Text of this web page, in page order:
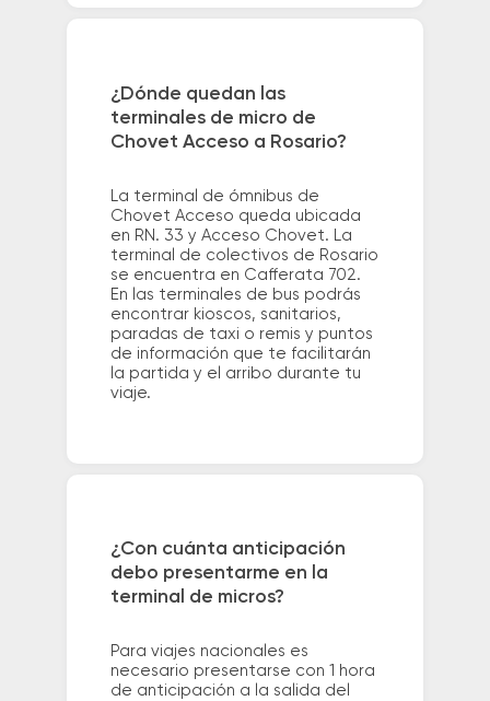
¿Dónde quedan las
terminales de micro de
Chovet Acceso a Rosario?
La terminal de ómnibus de
Chovet Acceso queda ubicada
en RN. 33 y Acceso Chovet. La
terminal de colectivos de Rosario
se encuentra en Cafferata 702.
En las terminales de bus podrás
encontrar kioscos, sanitarios,
paradas de taxi o remis y puntos
de información que te facilitarán
la partida y el arribo durante tu
viaje.
¿Con cuánta anticipación
debo presentarme en la
terminal de micros?
Para viajes nacionales es
necesario presentarse con 1 hora
de anticipación a la salida del